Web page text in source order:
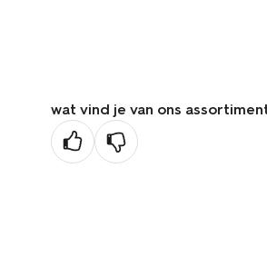
wat vind je van ons